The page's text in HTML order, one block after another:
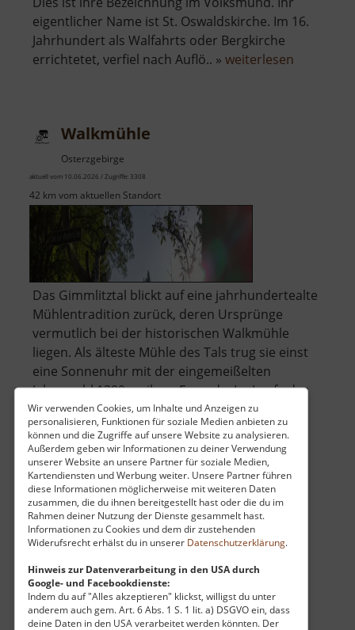
Wir verwenden Cookies, um Inhalte und Anzeigen zu
personalisieren, Funktionen für soziale Medien anbieten zu
können und die Zugriffe auf unsere Website zu analysieren.
Außerdem geben wir Informationen zu deiner Verwendung
unserer Website an unsere Partner für soziale Medien,
Kartendiensten und Werbung weiter. Unsere Partner führen
diese Informationen möglicherweise mit weiteren Daten
zusammen, die du ihnen bereitgestellt hast oder die du im
Rahmen deiner Nutzung der Dienste gesammelt hast.
Informationen zu Cookies und dem dir zustehenden
Widerufsrecht erhälst du in unserer Datenschutzerklärung.
Hinweis zur Datenverarbeitung in den USA durch
Google- und Facebookdienste:
Indem du auf "Alles akzeptieren" klickst, willigst du unter
anderem auch gem. Art. 6 Abs. 1 S. 1 lit. a) DSGVO ein, dass
deine Daten in den USA verarbeitet werden könnten. Der
eigentlicher Name ist St. Oswaldskirche. Im 16.
Jahrhundert als Walfahrts oder Bergkirche
errichtetet, verfiel nach Auflö.. » weiterlesen
Walkmühle
Osterzgebirge
aktuell vom 10.06.2026 / Zugriffe: 3308
42 km vom aktuellen Standort
Das Gimmlitztal blickt auf eine jahrhundertealte
Mühlentradition zurück, deren Ursprünge
vermutlich bei der historischen Walkmühle
liegen. Als älteste Mühle des Tals trug sie einst
eine Sonnenuhr mit der eingemeißelten
Jahreszahl 1399 an ihrer Fassade. Im Laufe der
Jahrhunderte wandelte sich das Ges.. »
weiterlesenüber
Walkmühle
König-Albert-Museum
Erzgebirgsvorland
aktuell vom 07.06.2026 / Zugriffe: 2586
26 km vom aktuellen Standort